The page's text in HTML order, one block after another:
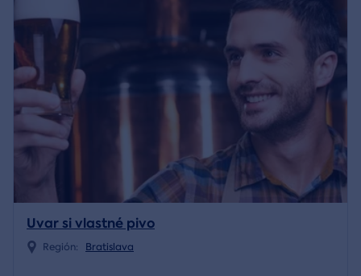
Uvar si vlastné pivo
Región: Bratislava